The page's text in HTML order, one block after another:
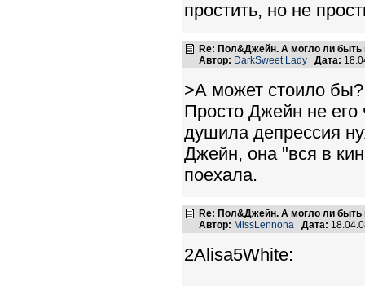
простить, но не
Re: Пол&Джейн. А могло ли быть
Автор: DarkSweet Lady Дата:
>А может стоило бы?
Просто Джейн не его
душила депрессия
Джейн, она "вся в
поехала.
Re: Пол&Джейн. А могло ли быть
Автор: MissLennona Дата:
2Alisa5White: